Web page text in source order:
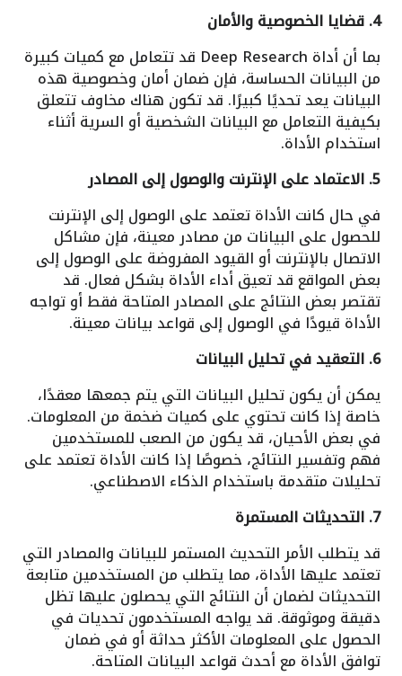
4. قضايا الخصوصية والأمان
بما أن أداة Deep Research قد تتعامل مع كميات كبيرة
من البيانات الحساسة، فإن ضمان أمان وخصوصية هذه
البيانات يعد تحديًا كبيرًا. قد تكون هناك مخاوف تتعلق
بكيفية التعامل مع البيانات الشخصية أو السرية أثناء
استخدام الأداة.
5. الاعتماد على الإنترنت والوصول إلى المصادر
في حال كانت الأداة تعتمد على الوصول إلى الإنترنت
للحصول على البيانات من مصادر معينة، فإن مشاكل
الاتصال بالإنترنت أو القيود المفروضة على الوصول إلى
بعض المواقع قد تعيق أداء الأداة بشكل فعال. قد
تقتصر بعض النتائج على المصادر المتاحة فقط أو تواجه
الأداة قيودًا في الوصول إلى قواعد بيانات معينة.
6. التعقيد في تحليل البيانات
يمكن أن يكون تحليل البيانات التي يتم جمعها معقدًا،
خاصة إذا كانت تحتوي على كميات ضخمة من المعلومات.
في بعض الأحيان، قد يكون من الصعب للمستخدمين
فهم وتفسير النتائج، خصوصًا إذا كانت الأداة تعتمد على
تحليلات متقدمة باستخدام الذكاء الاصطناعي.
7. التحديثات المستمرة
قد يتطلب الأمر التحديث المستمر للبيانات والمصادر التي
تعتمد عليها الأداة، مما يتطلب من المستخدمين متابعة
التحديثات لضمان أن النتائج التي يحصلون عليها تظل
دقيقة وموثوقة. قد يواجه المستخدمون تحديات في
الحصول على المعلومات الأكثر حداثة أو في ضمان
توافق الأداة مع أحدث قواعد البيانات المتاحة.